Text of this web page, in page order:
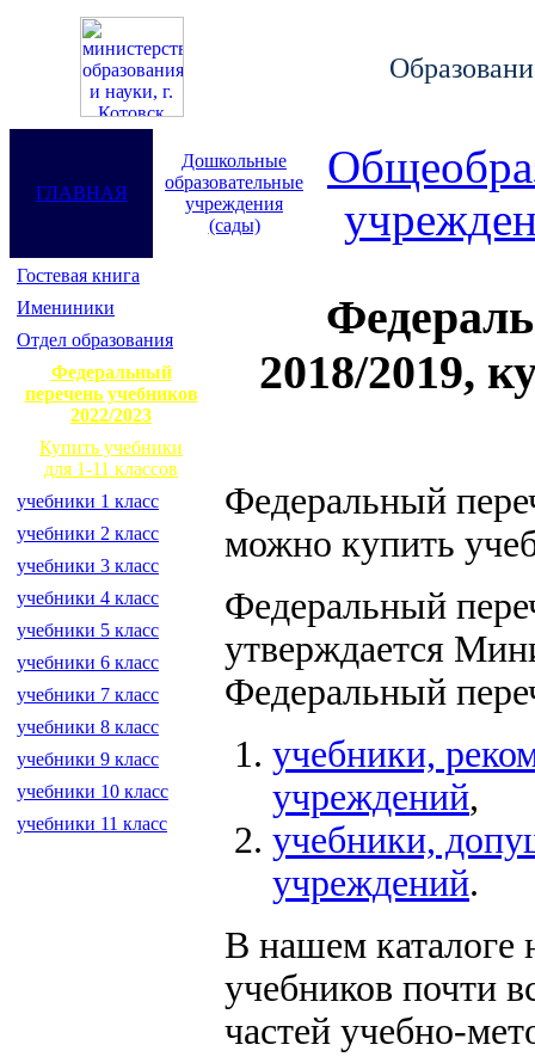
ГЛАВНАЯ
Дошкольные
образовательные
учреждения
(сады)
Гостевая книга
Имениники
Отдел образования
Федеральный
перечень учебников
2022/2023
Купить учебники
для 1-11 классов
учебники 1 класс
учебники 2 класс
учебники 3 класс
учебники 4 класс
учебники 5 класс
учебники 6 класс
учебники 7 класс
учебники 8 класс
учебники 9 класс
учебники 10 класс
учебники 11 класс
2018/2019,
Федеральный
можно купить
Федеральный
утверждается
Федеральный
учебники,
учреждений,
учебники,
учреждений.
В нашем каталоге
учебников почти
частей учебно-